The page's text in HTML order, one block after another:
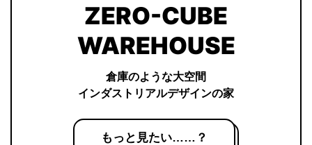
ZERO-CUBE
WAREHOUSE
倉庫のような大空間
インダストリアルデザインの家
もっと見たい……？